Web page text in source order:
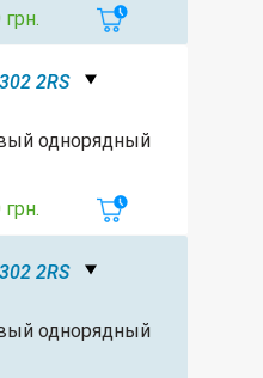
грн.
2RS
однорядный
грн.
2RS
однорядный